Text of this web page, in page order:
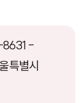
-
특별시